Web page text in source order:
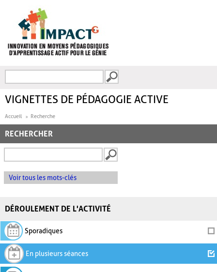
FORMULAIRE DE
VIGNETTES DE PÉDAGOGIE ACTIVE
Accueil Recherche
RECHERCHER
Voir tous les mots-clés
DÉROULEMENT DE L'ACTIVITÉ
Sporadiques
En plusieurs séances